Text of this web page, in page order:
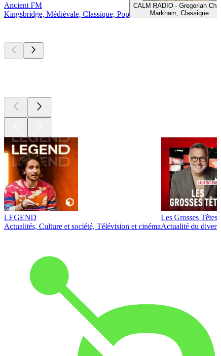
Ancient FM
Kingsbridge, Médiévale, Classique, Pop
CALM RADIO - Gregorian
Markham, Classique
LEGEND
Actualités, Culture et société, Télévision et cinéma
Les Grosses Têtes
Actualité du